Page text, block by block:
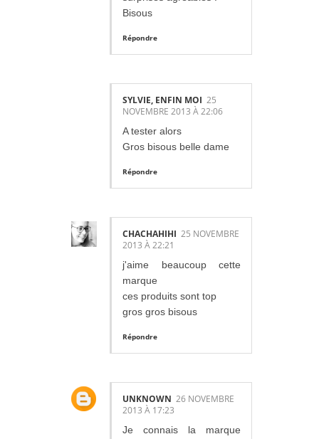
Bisous
Répondre
SYLVIE, ENFIN MOI 25
NOVEMBRE 2013 À 22:06
A tester alors
Gros bisous belle dame
Répondre
CHACHAHIHI 25 NOVEMBRE
2013 À 22:21
j'aime beaucoup cette
marque
ces produits sont top
gros gros bisous
Répondre
UNKNOWN 26 NOVEMBRE
2013 À 17:23
Je connais la marque